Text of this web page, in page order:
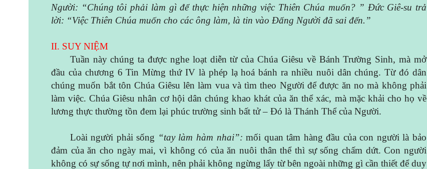
Người: “Chúng tôi phải làm gì để thực hiện những việc Thiên Chúa muốn? ” Đức Giê-su trả
lời: “Việc Thiên Chúa muốn cho các ông làm, là tin vào Đấng Người đã sai đến.”
II. SUY NIỆM
Tuần này chúng ta được nghe loạt diễn từ của Chúa Giêsu về Bánh Trường Sinh, mà mở
đầu của chương 6 Tin Mừng thứ IV là phép lạ hoá bánh ra nhiều nuôi dân chúng. Từ đó dân
chúng muốn bắt tôn Chúa Giêsu lên làm vua và tìm theo Người để được ăn no mà không phải
làm việc. Chúa Giêsu nhân cơ hội dân chúng khao khát của ăn thể xác, mà mặc khải cho họ về
lương thực thường tồn đem lại phúc trường sinh bất tử – Đó là Thánh Thể của Người.
Loài người phải sống “tay làm hàm nhai”:mối quan tâm hàng đầu của con người là bảo
đảm của ăn cho ngày mai, vì không có của ăn nuôi thân thể thì sự sống chấm dứt. Con người
không có sự sống tự nơi mình, nên phải không ngừng lấy từ bên ngoài những gì cần thiết để duy